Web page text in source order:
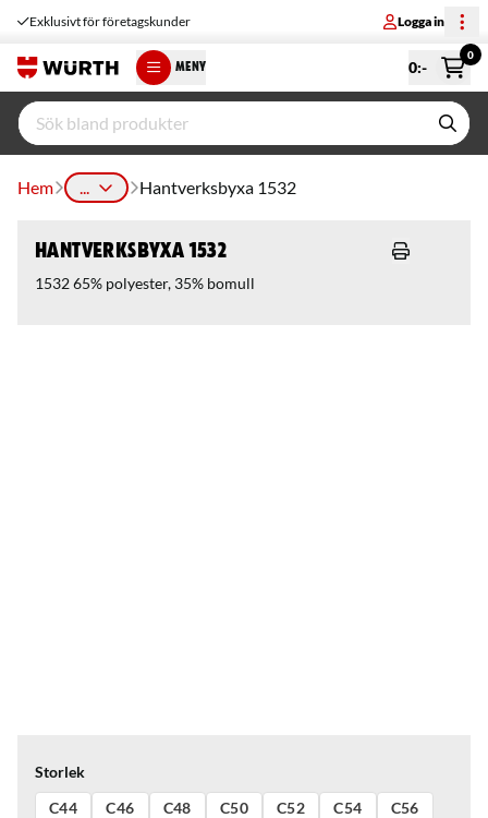
Exklusivt för företagskunder Logga in
MENY 0:-
0
Hem ... Hantverksbyxa 1532
Hantverksbyxa 1532
1532 65% polyester, 35% bomull
Storlek
C44
C46 C48 C50 C52 C54
C56